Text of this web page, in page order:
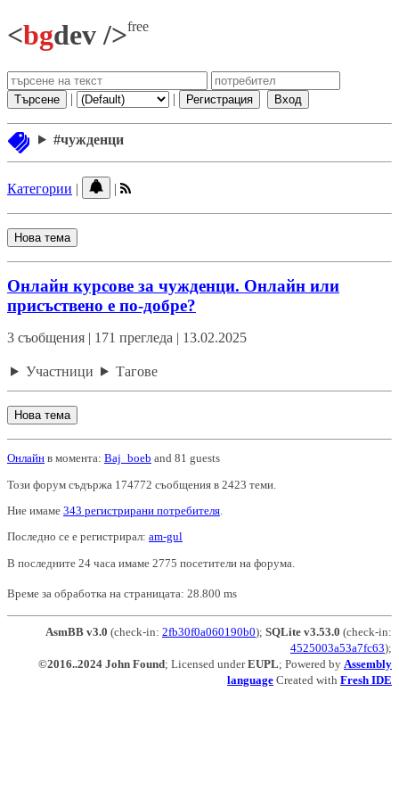
<bgdev />free
Търсене | | Регистрация Вход
#чужденци
Категории | |
Нова тема
Онлайн курсове за чужденци. Онлайн или
присъствено е по-добре?
3 съобщения | 171 прегледа | 13.02.2025
Участници Тагове
Нова тема
Онлайн в момента: Baj_boeb and 81 guests
Този форум съдържа 174772 съобщения в 2423 теми.
Ние имаме 343 регистрирани потребителя
Последно се е регистрирал: am-gul
В последните 24 часа имаме 2775 посетители на форума.
Време за обработка на страницата: 28.800 ms
AsmBB v3.0 (check-in: 2fb30f0a060190b0); SQLite v3.53.0 (check-in:
4525003a53a7fc63);
©2016..2024 John Found; Licensed underEUPL; Powered by Assembly
language Created with Fresh IDE